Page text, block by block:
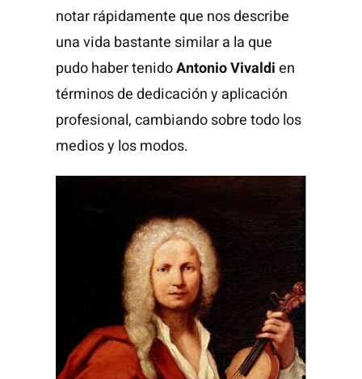
notar rápidamente que nos describe
una vida bastante similar a la que
pudo haber tenidoAntonio Vivaldien
términos de dedicación y aplicación
profesional, cambiando sobre todo los
medios y los modos.